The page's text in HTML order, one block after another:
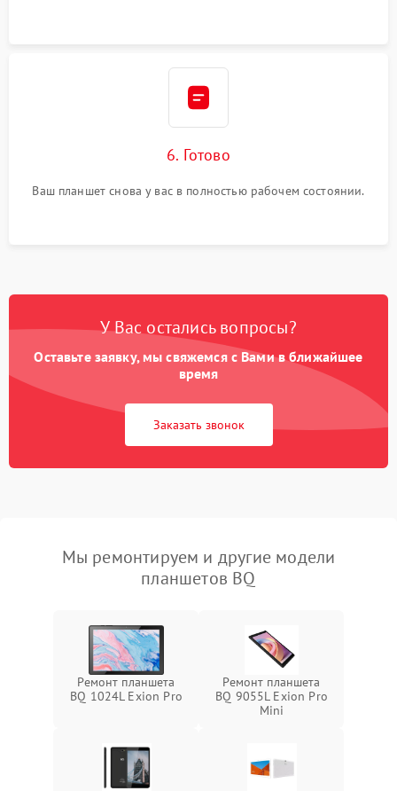
6. Готово
Ваш планшет снова у вас в полностью рабочем состоянии.
У Вас остались вопросы?
Оставьте заявку, мы свяжемся с Вами в ближайшее
время
Заказать звонок
Мы ремонтируем и другие модели
планшетов BQ
Ремонт планшета
BQ 1024L Exion Pro
Ремонт планшета
BQ 9055L Exion Pro
Mini